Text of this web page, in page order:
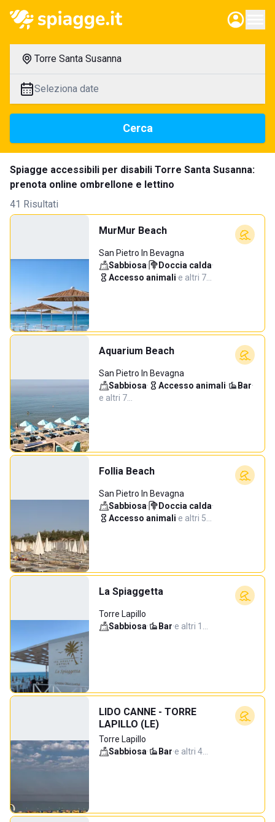
Torre Santa Susanna
Seleziona date
Cerca
Spiagge accessibili per disabili Torre Santa Susanna:
prenota online ombrellone e lettino
41 Risultati
MurMur Beach
San Pietro In Bevagna
Sabbiosa· Doccia calda·
Accesso animali·e altri 7…
Aquarium Beach
San Pietro In Bevagna
Sabbiosa· Accesso animali· Bar·
e altri 7…
Follia Beach
San Pietro In Bevagna
Sabbiosa· Doccia calda·
Accesso animali·e altri 5…
La Spiaggetta
Torre Lapillo
Sabbiosa· Bar·e altri 1…
LIDO CANNE - TORRE
LAPILLO (LE)
Torre Lapillo
Sabbiosa· Bar·e altri 4…